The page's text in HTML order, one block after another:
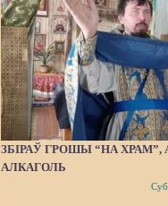
ЗБІРАЎ ГРОШЫ “НА ХРАМ”,
АЛКАГОЛЬ